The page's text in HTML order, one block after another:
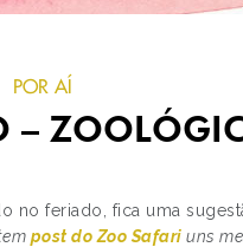
POR AÍ
–
no feriado, fica uma
post do Zoo Safari uns